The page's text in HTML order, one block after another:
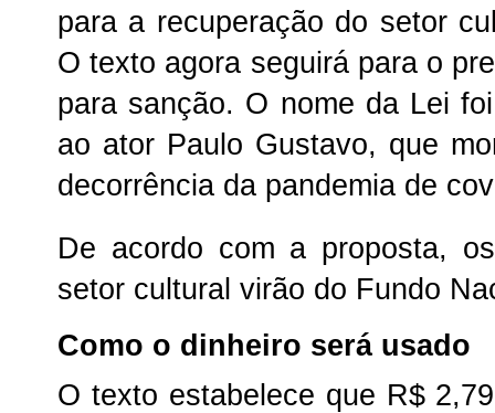
para a recuperação do setor
O texto agora seguirá para o
para sanção. O nome da Lei
ao ator Paulo Gustavo, que
decorrência da pandemia de
De acordo com a proposta,
setor cultural virão do Fundo
Como o dinheiro será usado
O texto estabelece que R$